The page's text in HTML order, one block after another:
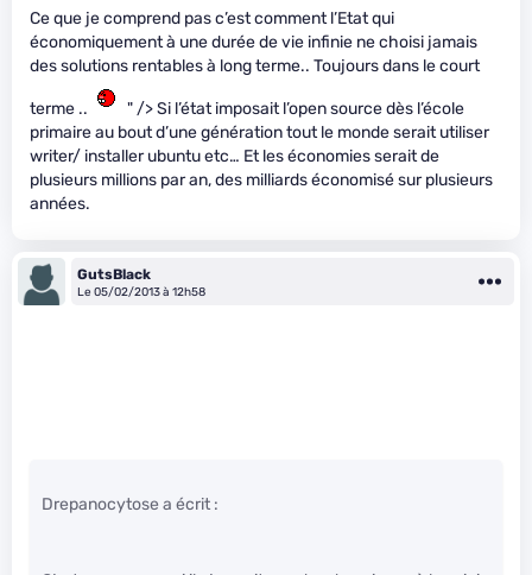
Ce que je comprend pas c’est comment l’Etat qui
économiquement à une durée de vie infinie ne choisi jamais
des solutions rentables à long terme.. Toujours dans le court
terme ..
" /> Si l’état imposait l’open source dès l’école
primaire au bout d’une génération tout le monde serait utiliser
writer/ installer ubuntu etc… Et les économies serait de
plusieurs millions par an, des milliards économisé sur plusieurs
années.
GutsBlack
Le 05/02/2013 à 12h58
Drepanocytose a écrit :